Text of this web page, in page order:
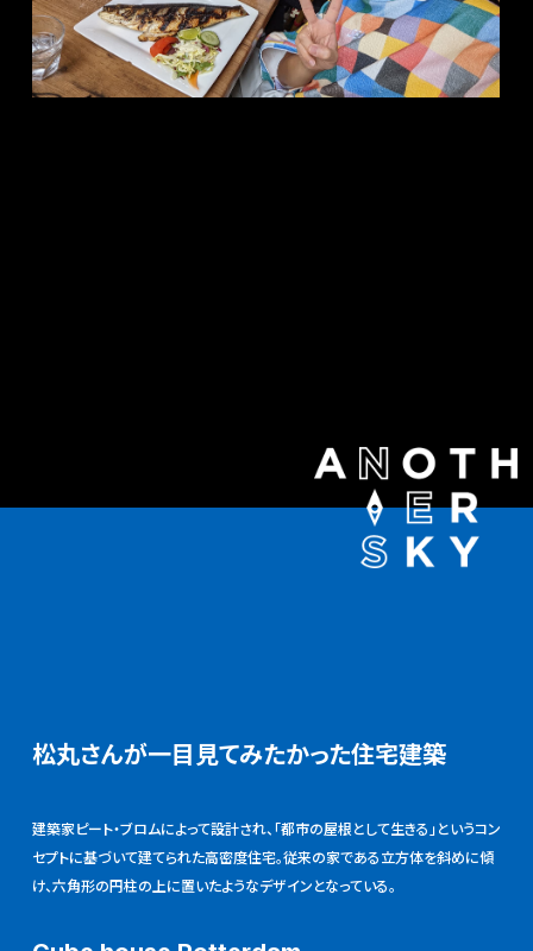
松丸さんが一目見てみたかった住宅建築
建築家ピート・ブロムによって設計され、「都市の屋根として生きる」というコン
セプトに基づいて建てられた高密度住宅。従来の家である立方体を斜めに傾
け、六角形の円柱の上に置いたようなデザインとなっている。